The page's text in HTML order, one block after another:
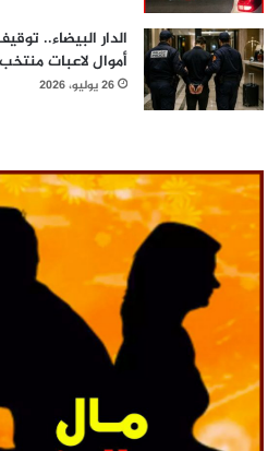
الدار البيضاء..
أموال لاعبات
26 يوليو، 2026